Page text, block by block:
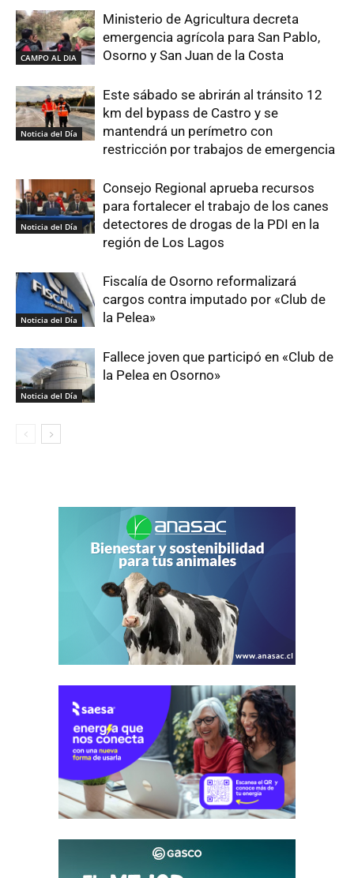
CAMPO AL DIA
Ministerio de Agricultura decreta
emergencia agrícola para San Pablo,
Osorno y San Juan de la Costa
Noticia del Día
Este sábado se abrirán al tránsito 12
km del bypass de Castro y se
mantendrá un perímetro con
restricción por trabajos de emergencia
Noticia del Día
Consejo Regional aprueba recursos
para fortalecer el trabajo de los canes
detectores de drogas de la PDI en la
región de Los Lagos
Noticia del Día
Fiscalía de Osorno reformalizará
cargos contra imputado por «Club de
la Pelea»
Noticia del Día
Fallece joven que participó en «Club de
la Pelea en Osorno»